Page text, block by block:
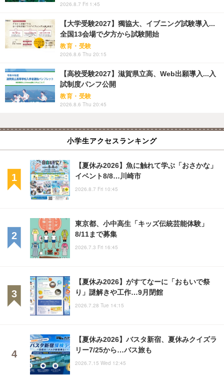
2026.8.7 Fri 1:45
【大学受験2027】獨協大、イブニング試験導入...
全国13会場で夕方から試験開始
教育・受験
2026.8.6 Thu 20:15
【高校受験2027】滋賀県立高、Web出願導入...入
試制度パンフ公開
教育・受験
2026.8.6 Thu 20:45
小学生アクセスランキング
【夏休み2026】魚に触れて学ぶ「おさかな」
イベント8/8…川崎市
2026.8.7 Fri 10:45
東京都、小中高生「キッズ伝統芸能体験」
8/11まで募集
2026.7.3 Fri 16:45
【夏休み2026】がすてなーに「おもいで祭
り」謎解きや工作…9月閉館
2026.7.28 Tue 14:15
【夏休み2026】バスタ新宿、夏休みクイズラ
リー7/25から…バス旅も
2026.7.15 Wed 12:45